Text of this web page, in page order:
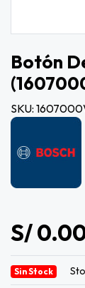
Botón
SKU:
S/
Sin Stock